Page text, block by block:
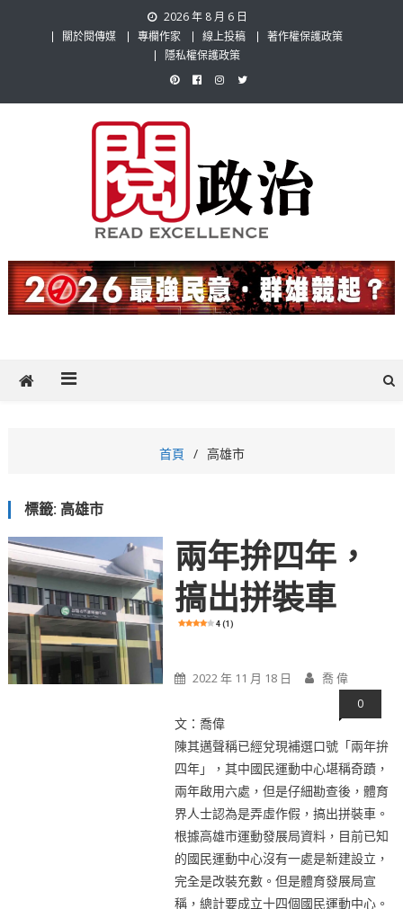
2026 年 8 月 6 日
關於閱傳媒
專欄作家 線上投稿
著作權保護政策
隱私權保護政策
閱政治 Read Gov News
題，也要專業評論，閱政治與多元的政治評論家與專欄作家邀稿合作，
讓讀者有最多元和專業的選擇。
首頁 高雄市
標籤: 高雄市
兩年拚四年，
搞出拼裝車
4 (1)
2022 年 11 月 18 日 喬 偉
0
文：喬偉
陳其邁聲稱已經兌現補選口號「兩年拚
四年」，其中國民運動中心堪稱奇蹟，
兩年啟用六處，但是仔細勘查後，體育
界人士認為是弄虛作假，搞出拼裝車。
根據高雄市運動發展局資料，目前已知
的國民運動中心沒有一處是新建設立，
完全是改裝充數。但是體育發展局宣
稱，總計要成立十四個國民運動中心。